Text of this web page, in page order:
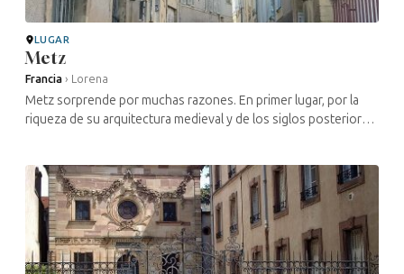
LUGAR
Metz
Francia › Lorena
Metz sorprende por muchas razones. En primer lugar, por la
riqueza de su arquitectura medieval y de los siglos posteriores,